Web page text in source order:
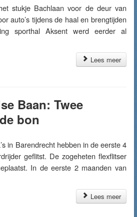
stukje Bachlaan voor de deur van
auto’s tijdens de haal en brengtijden
sporthal Aksent werd eerder al
Lees meer
Baan: Twee
bon
in Barendrecht hebben in de eerste 4
geflitst. De zogeheten flexflitser
In de eerste 2 maanden van
Lees meer